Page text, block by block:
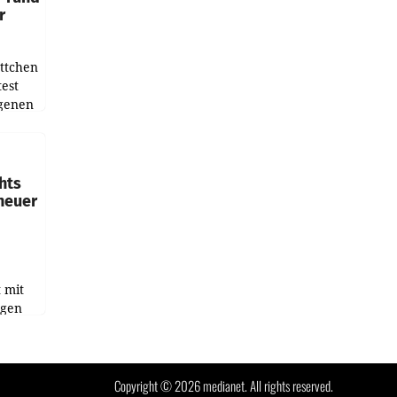
mit
sich
Copyright © 2026 medianet. All rights reserved.